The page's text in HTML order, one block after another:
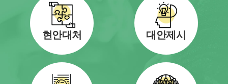
현안대처 대안제시